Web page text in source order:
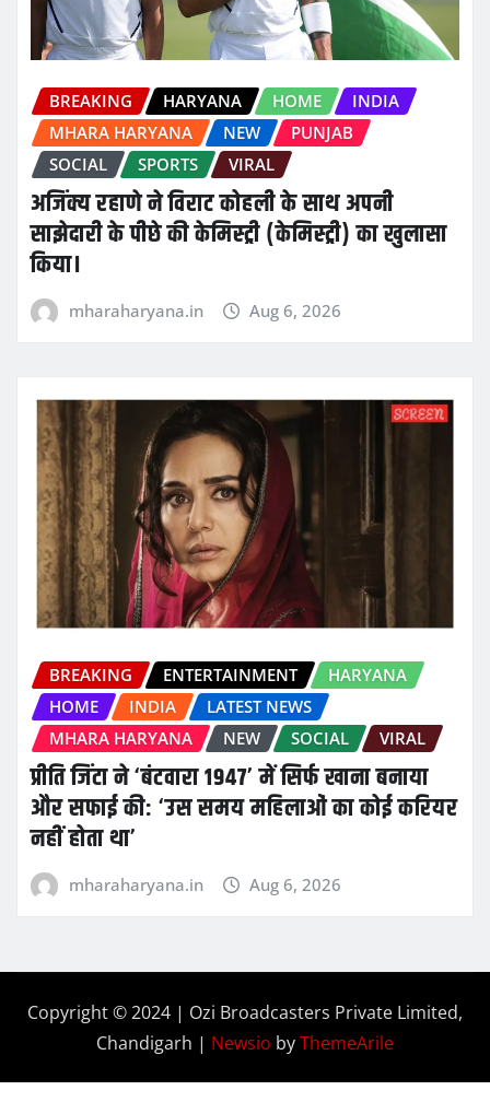
BREAKING HARYANA HOME
INDIA
MHARA HARYANA
NEW
PUNJAB
SOCIAL
SPORTS VIRAL
अजिंक्य रहाणे ने विराट कोहली के साथ अपनी
साझेदारी के पीछे की केमिस्ट्री (केमिस्ट्री) का खुलासा
किया।
mharaharyana.in Aug 6, 2026
BREAKING ENTERTAINMENT
HARYANA
HOME
INDIA
LATEST NEWS
MHARA HARYANA
NEW SOCIAL VIRAL
प्रीति जिंटा ने ‘बंटवारा 1947’ में सिर्फ खाना बनाया
और सफाई की: ‘उस समय महिलाओं का कोई करियर
नहीं होता था’
mharaharyana.in Aug 6, 2026
Copyright © 2024 | Ozi Broadcasters Private Limited,
Chandigarh | Newsio byThemeArile